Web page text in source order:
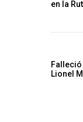
en la
Lionel